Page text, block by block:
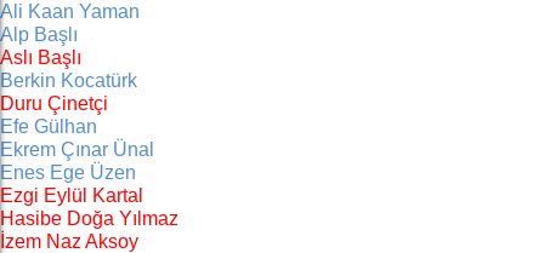
Ali Kaan Yaman
Alp Başlı
Aslı Başlı
Berkin Kocatürk
Duru Çinetçi
Efe Gülhan
Ekrem Çınar Ünal
Enes Ege Üzen
Ezgi Eylül Kartal
Hasibe Doğa Yılmaz
İzem Naz Aksoy